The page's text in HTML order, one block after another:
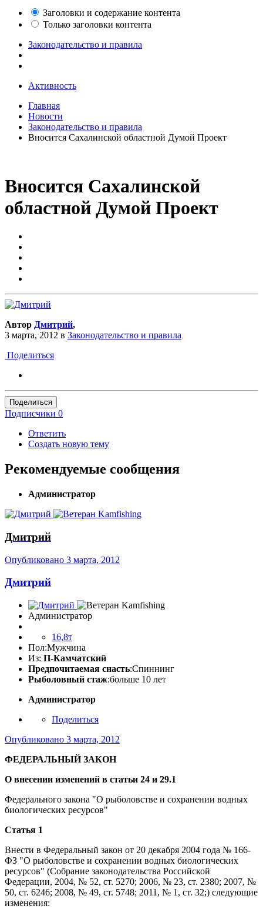
Заголовки и содержание контента
Только заголовки контента
Законодательство и правила
Активность
Главная
Новости
Законодательство и правила
Вносится Сахалинской областной Думой Проект
Вносится Сахалинской
областной Думой Проект
Автор Дмитрий,
3 марта, 2012 в Законодательство и правила
Поделиться
Поделиться
Подписчики 0
Ответить
Создать новую тему
Рекомендуемые сообщения
Администратор
Дмитрий
Опубликовано 3 марта, 2012
Дмитрий
Администратор
16,8т
Пол:Мужчина
Из: П-Камчатский
Предпочитаемая снасть:Спиннинг
Рыболовный стаж:больше 10 лет
Администратор
Поделиться
Опубликовано 3 марта, 2012
ФЕДЕРАЛЬНЫЙ ЗАКОН
О внесении изменений в статьи 24 и 29.1
Федерального закона "О рыболовстве и сохранении водных
биологических ресурсов"
Статья 1
Внести в Федеральный закон от 20 декабря 2004 года № 166-
ФЗ "О рыболовстве и сохранении водных биологических
ресурсов" (Собрание законодательства Российской
Федерации, 2004, № 52, ст. 5270; 2006, № 23, ст. 2380; 2007, №
50, ст. 6246; 2008, № 49, ст. 5748; 2011, № 1, ст. 32;) следующие
изменения: